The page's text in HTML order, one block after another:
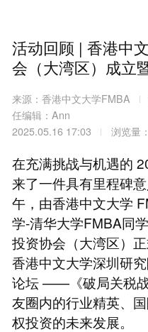
活动回顾 | 香港中
会（大湾区）成立
来源：香港中文大学FMBA
任编辑：Ann
2025.05.16 17:03
浏览量
在充满挑战与机遇的
来了一件具有里程碑
午，由香港中文大学
学-清华大学FMBA同
投资协会（大湾区）
香港中文大学深圳研
论坛 ——《破局关税
友圈内的行业精英、
权投资的未来发展。